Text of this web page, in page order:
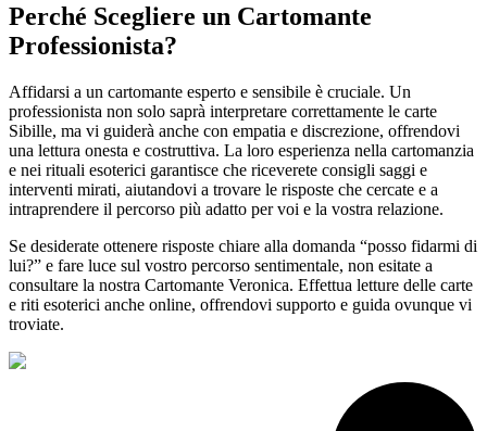
Perché Scegliere un Cartomante
Professionista?
Affidarsi a un cartomante esperto e sensibile è cruciale. Un
professionista non solo saprà interpretare correttamente le carte
Sibille, ma vi guiderà anche con empatia e discrezione, offrendovi
una lettura onesta e costruttiva. La loro esperienza nella cartomanzia
e nei rituali esoterici garantisce che riceverete consigli saggi e
interventi mirati, aiutandovi a trovare le risposte che cercate e a
intraprendere il percorso più adatto per voi e la vostra relazione.
Se desiderate ottenere risposte chiare alla domanda “posso fidarmi di
lui?” e fare luce sul vostro percorso sentimentale, non esitate a
consultare la nostra Cartomante Veronica. Effettua letture delle carte
e riti esoterici anche online, offrendovi supporto e guida ovunque vi
troviate.